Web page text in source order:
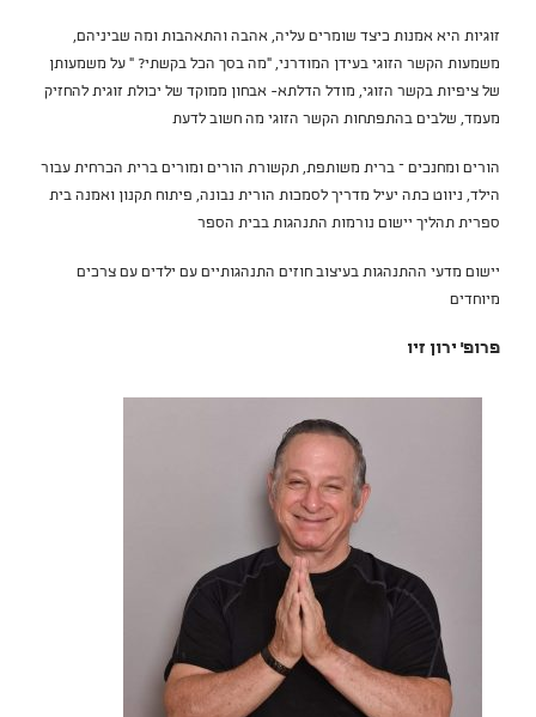
זוגיות היא אמנות כיצד שומרים עליה, אהבה והתאהבות ומה שביניהם,
משמעות הקשר הזוגי בעידן המודרני, "מה בסך הכל בקשתי? " על משמעותן
של ציפיות בקשר הזוגי, מודל הדלתא- אבחון ממוקד של יכולת זוגית להחזיק
מעמד, שלבים בהתפתחות הקשר הזוגי מה חשוב לדעת
הורים ומחנכים – ברית משותפת, תקשורת הורים ומורים ברית הכרחית עבור
הילד, ניווט כתה יעיל מדריך לסמכות הורית נבונה, פיתוח תקנון ואמנה בית
ספרית תהליך יישום נורמות התנהגות בבית הספר
יישום מדעי ההתנהגות בעיצוב חוזים התנהגותיים עם ילדים עם צרכים
מיוחדים
פרופ' ירון זיו